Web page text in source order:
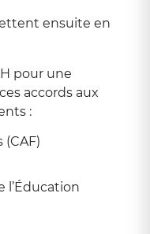
ensuite en
pour une
accords aux
:
(CAF)
l’Éducation